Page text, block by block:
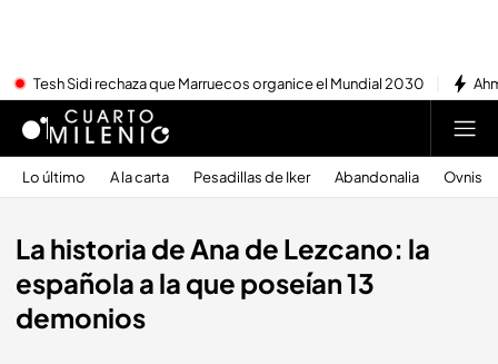
Tesh Sidi rechaza que Marruecos organice el Mundial 2030
Lo último A la carta Pesadillas de Iker Abandonalia Ovnis
La historia de Ana de Lezcano: la
española a la que poseían 13
demonios